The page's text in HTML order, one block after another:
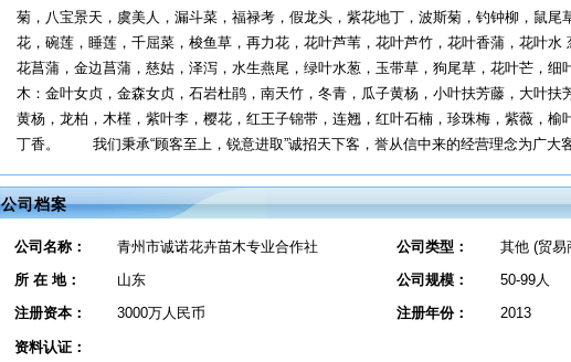
菊，八宝景天，虞美人，漏斗菜，福禄考，假龙头，紫花地丁，波斯菊，钓钟柳，
花，碗莲，睡莲，千屈菜，梭鱼草，再力花，花叶芦苇，花叶芦竹，花叶香蒲，花叶水
花菖蒲，金边菖蒲，慈姑，泽泻，水生燕尾，绿叶水葱，玉带草，狗尾草，花叶芒
木：金叶女贞，金森女贞，石岩杜鹃，南天竹，冬青，瓜子黄杨，小叶扶芳藤，大叶扶
黄杨，龙柏，木槿，紫叶李，樱花，红王子锦带，连翘，红叶石楠，珍珠梅，紫薇，榆
丁香。 我们秉承“顾客至上，锐意进取”诚招天下客，誉从信中来的经营理念为广大
公司档案
公司名称： 青州市诚诺花卉苗木专业合作社 公司类型：
其他 (贸易
所 在 地：
山东 公司规模：
50-99人
注册资本：
3000万人民币 注册年份： 2013
资料认证：